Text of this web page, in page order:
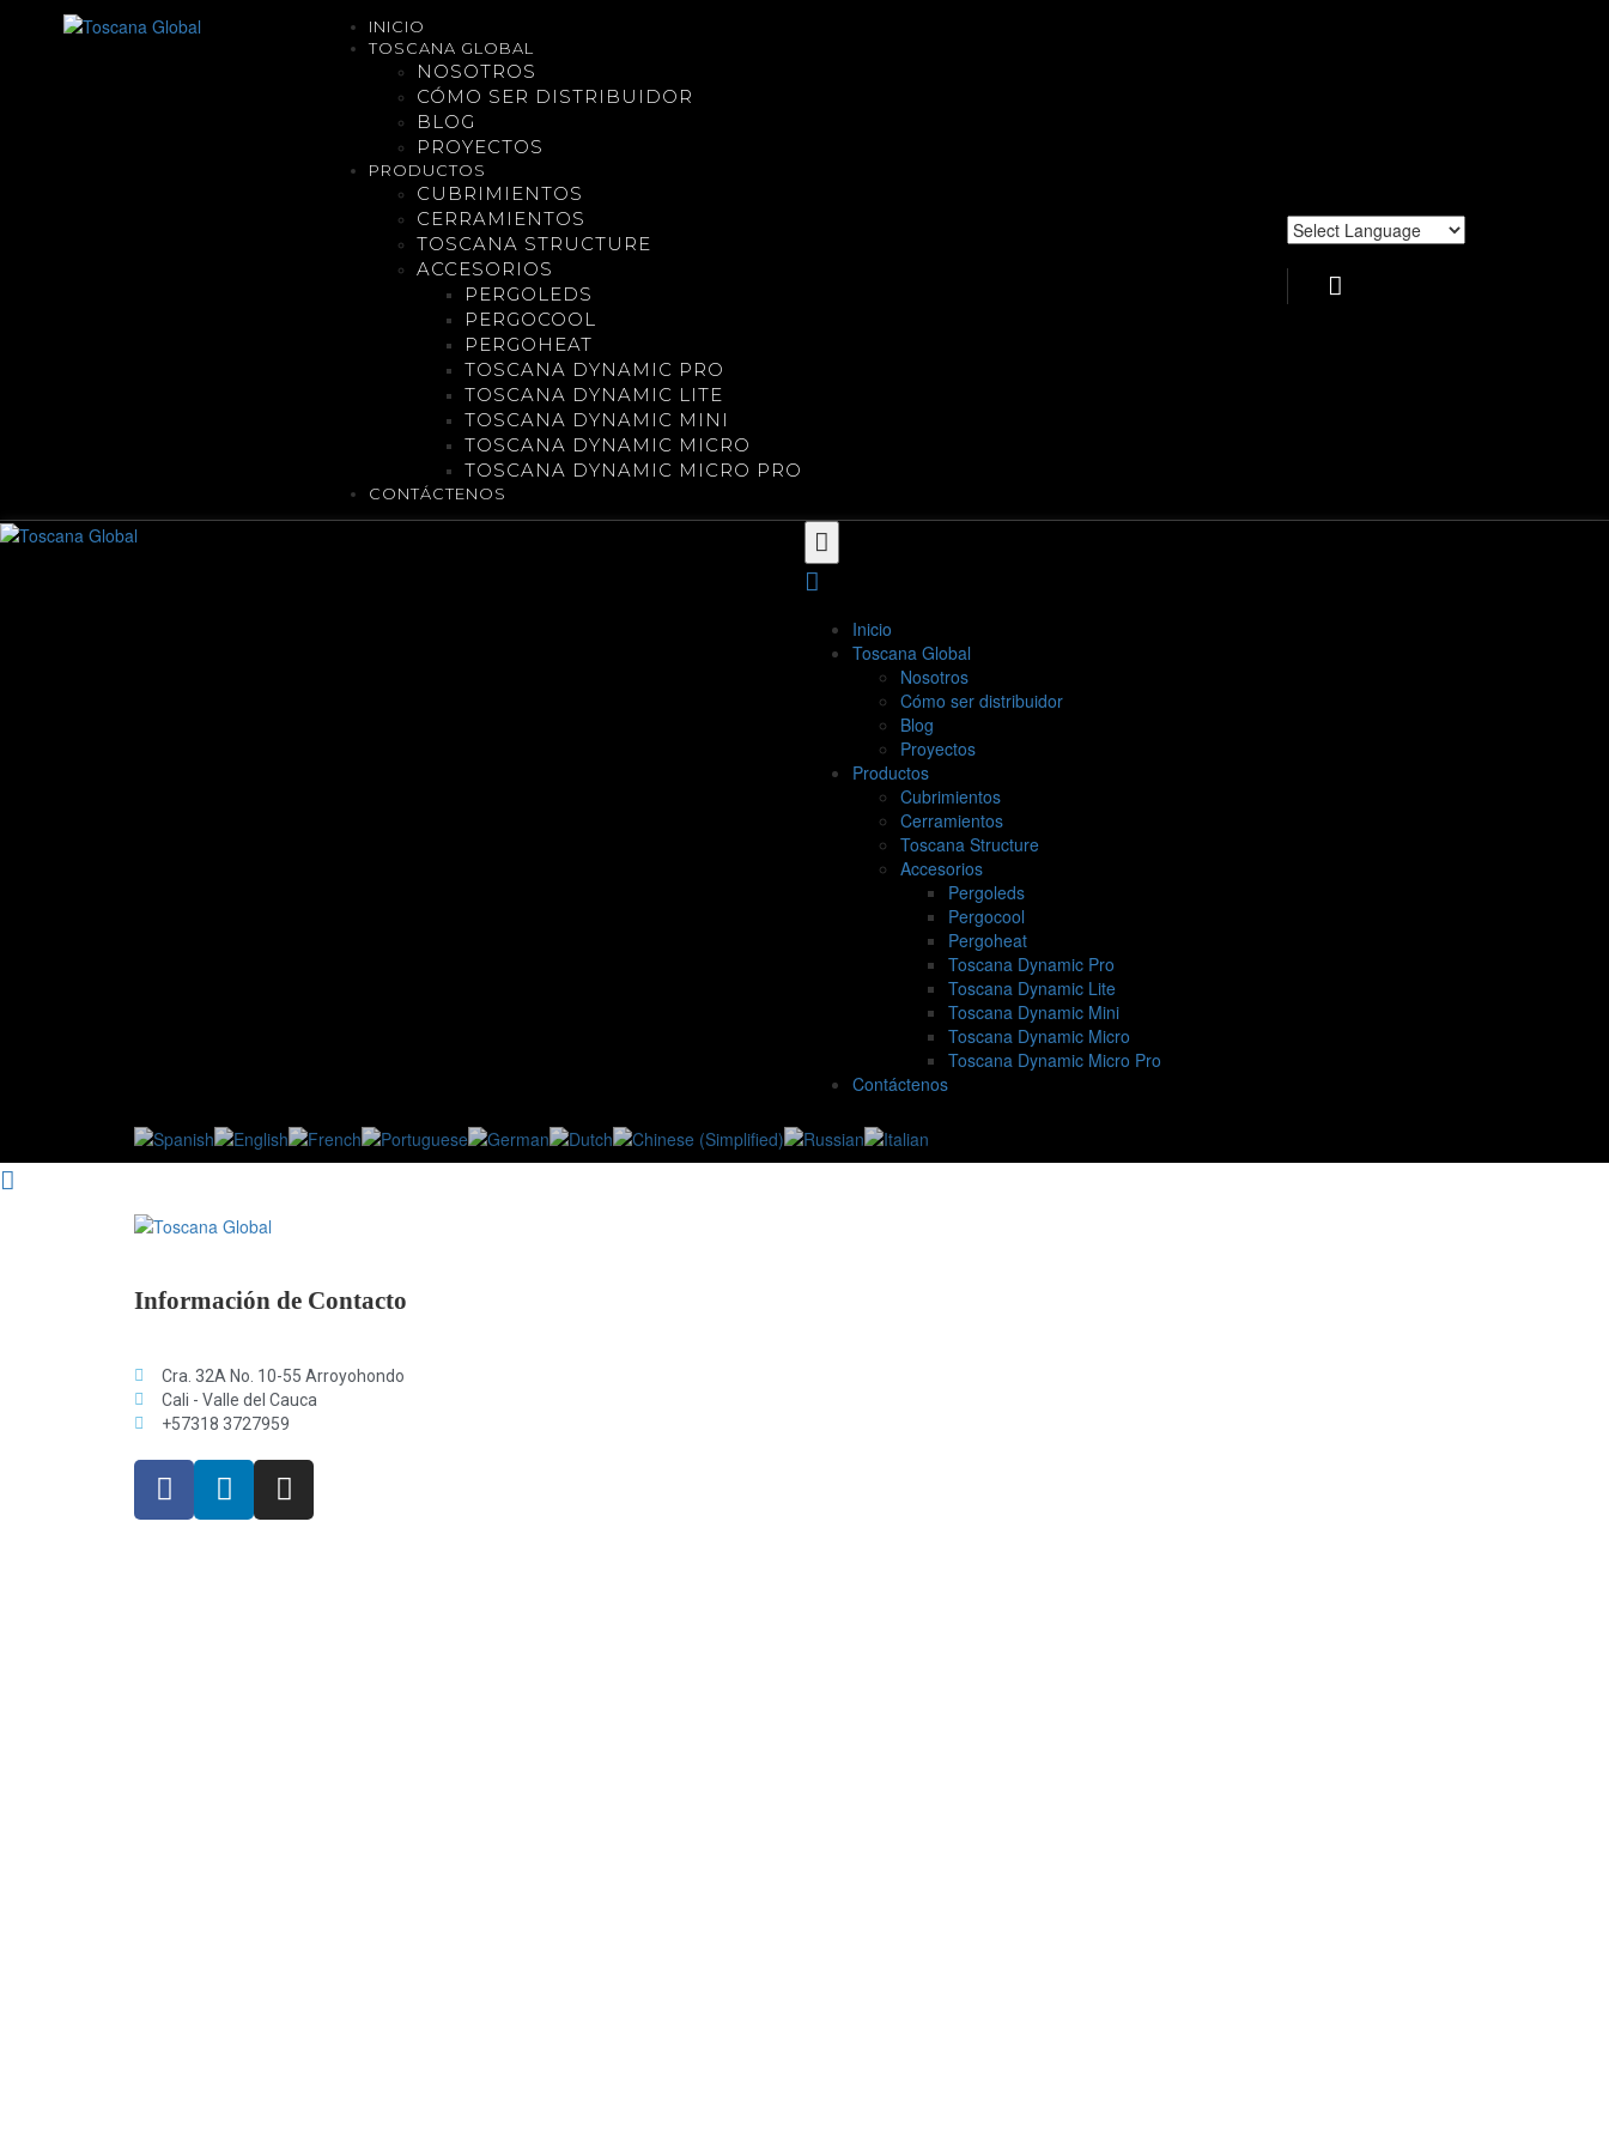
INICIO
TOSCANA GLOBAL
NOSOTROS
CÓMO SER DISTRIBUIDOR
BLOG
PROYECTOS
PRODUCTOS
CUBRIMIENTOS
CERRAMIENTOS
TOSCANA STRUCTURE
ACCESORIOS
PERGOLEDS
PERGOCOOL
PERGOHEAT
TOSCANA DYNAMIC PRO
TOSCANA DYNAMIC LITE
TOSCANA DYNAMIC MINI
TOSCANA DYNAMIC MICRO
TOSCANA DYNAMIC MICRO PRO
CONTÁCTENOS
Inicio
Toscana Global
Nosotros
Cómo ser distribuidor
Blog
Proyectos
Productos
Cubrimientos
Cerramientos
Toscana Structure
Accesorios
Pergoleds
Pergocool
Pergoheat
Toscana Dynamic Pro
Toscana Dynamic Lite
Toscana Dynamic Mini
Toscana Dynamic Micro
Toscana Dynamic Micro Pro
Contáctenos
Información de Contacto
Cra. 32A No. 10-55 Arroyohondo
Cali - Valle del Cauca
+57318 3727959